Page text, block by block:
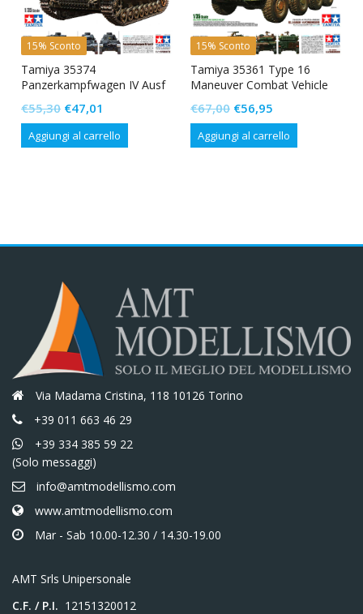
15% Sconto
Tamiya 35374
Panzerkampfwagen IV Ausf
€55,30 Il
prezzo
originale
€47,01
prezzo
attuale
Aggiungi al carrello
15% Sconto
Tamiya 35361 Type 16
Maneuver Combat Vehicle
€67,00 Il
prezzo
originale
€56,95
prezzo
attuale
Aggiungi al carrello
Via Madama Cristina, 118 10126 Torino
+39 011 663 46 29
+39 334 385 59 22
(Solo messaggi)
info@amtmodellismo.com
www.amtmodellismo.com
Mar - Sab 10.00-12.30 / 14.30-19.00
AMT Srls Unipersonale
C.F. / P.I. 12151320012